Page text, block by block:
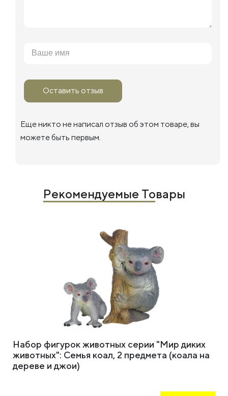
Оставить отзыв
Еще никто не написал отзыв об этом товаре, вы
можете быть первым.
Рекомендуемые Товары
Набор фигурок животных серии "Мир диких
животных": Семья коал, 2 предмета (коала на
дереве и джои)